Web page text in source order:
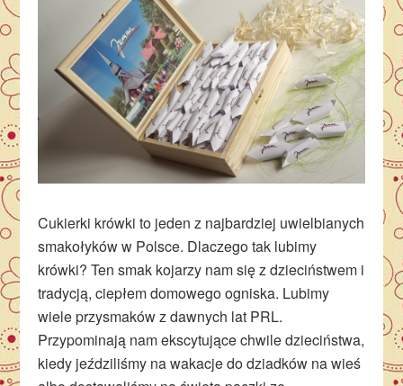
Cukierki krówki to jeden z najbardziej uwielbianych
smakołyków w Polsce. Dlaczego tak lubimy
krówki? Ten smak kojarzy nam się z dzieciństwem i
tradycją, ciepłem domowego ogniska. Lubimy
wiele przysmaków z dawnych lat PRL.
Przypominają nam ekscytujące chwile dzieciństwa,
kiedy jeździliśmy na wakacje do dziadków na wieś